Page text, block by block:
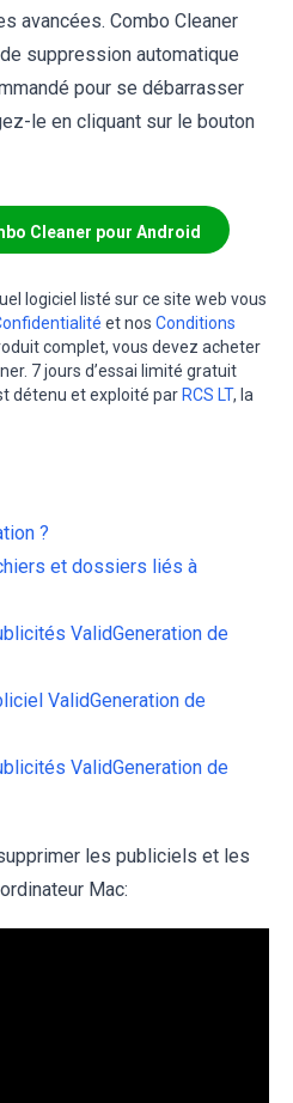
avancées. Combo Cleaner
suppression automatique
pour se débarrasser
le en cliquant sur le bouton
Cleaner pour Android
logiciel listé sur ce site web vous
et nos Conditions
complet, vous devez acheter
7 jours d’essai limité gratuit
détenu et exploité par RCS LT, la
?
et dossiers liés à
ValidGeneration de
ValidGeneration de
ValidGeneration de
les publiciels et les
Mac: